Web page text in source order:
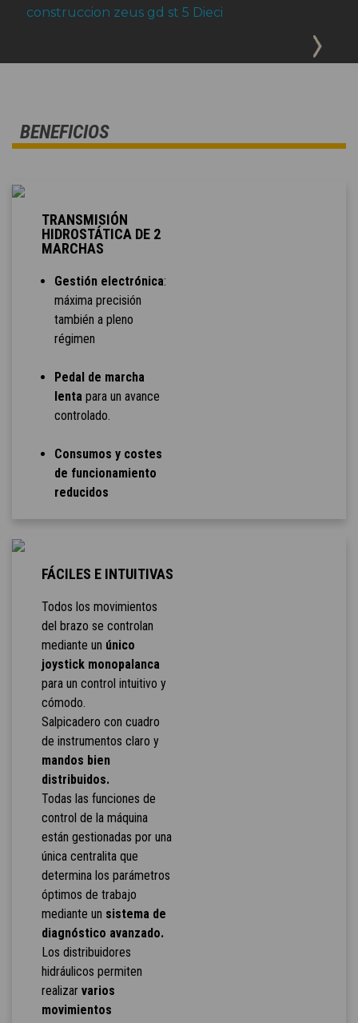
BENEFICIOS
TRANSMISIÓN
HIDROSTÁTICA DE 2
MARCHAS
Gestión electrónica:
máxima precisión
también a pleno
régimen
Pedal de marcha
lenta para un avance
controlado.
Consumos y costes
de funcionamiento
reducidos
FÁCILES E INTUITIVAS
Todos los movimientos
del brazo se controlan
mediante un único
joystick monopalanca
para un control intuitivo y
cómodo.
Salpicadero con cuadro
de instrumentos claro y
mandos bien
distribuidos.
Todas las funciones de
control de la máquina
están gestionadas por una
única centralita que
determina los parámetros
óptimos de trabajo
mediante un sistema de
diagnóstico avanzado.
Los distribuidores
hidráulicos permiten
realizar varios
movimientos